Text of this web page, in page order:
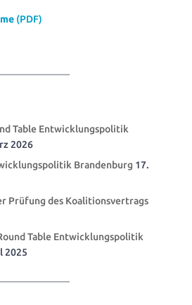
(PDF)
Table Entwicklungspolitik
2026
Brandenburg 17.
Prüfung des Koalitionsvertrags
Table Entwicklungspolitik
2025